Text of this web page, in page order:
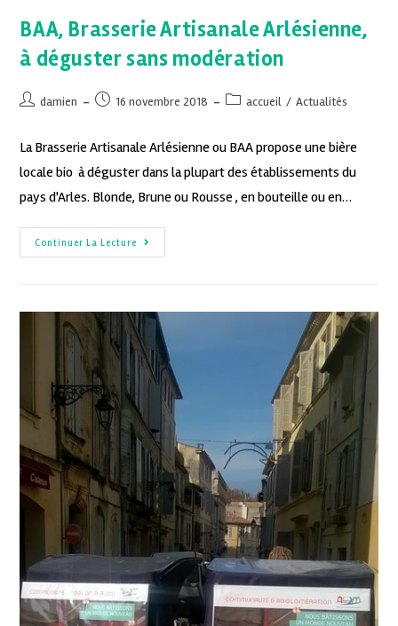
BAA, Brasserie Artisanale Arlésienne,
à déguster sans modération
damien 16 novembre 2018 accueil / Actualités
La Brasserie Artisanale Arlésienne ou BAA propose une bière
locale bio à déguster dans la plupart des établissements du
pays d'Arles. Blonde, Brune ou Rousse , en bouteille ou en…
Continuer La Lecture